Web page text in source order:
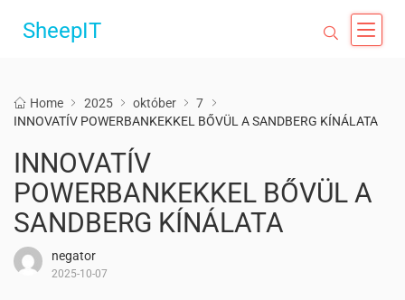
SheepIT
Home 2025 október
7
INNOVATÍV POWERBANKEKKEL BŐVÜL A SANDBERG KÍNÁLATA
INNOVATÍV
POWERBANKEKKEL BŐVÜL A
SANDBERG KÍNÁLATA
negator
2025-10-07